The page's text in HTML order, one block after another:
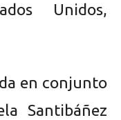
Unidos,
en conjunto
Santibáñez